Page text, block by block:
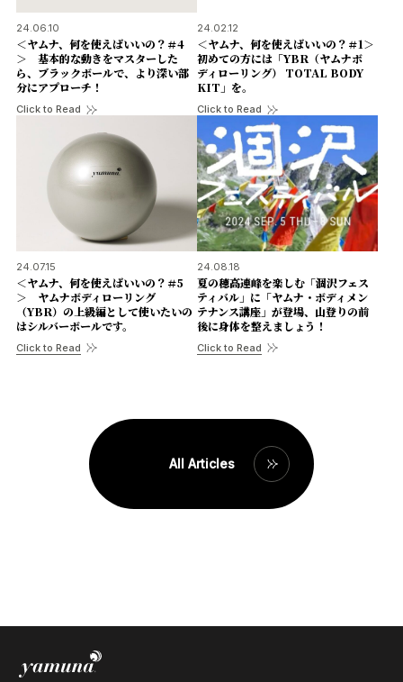
24.06.10
＜ヤムナ、何を使えばいいの？＃4
＞ 基本的な動きをマスターした
ら、ブラックボールで、より深い部
分にアプローチ！
Click to Read
24.02.12
＜ヤムナ、何を使えばいいの？＃1＞
初めての方には「YBR（ヤムナボ
ディローリング） TOTAL BODY
KIT」を。
Click to Read
24.07.15
＜ヤムナ、何を使えばいいの？＃5
＞ ヤムナボディローリング
（YBR）の上級編として使いたいの
はシルバーボールです。
Click to Read
24.08.18
夏の穂高連峰を楽しむ「涸沢フェス
ティバル」に「ヤムナ・ボディメン
テナンス講座」が登場、山登りの前
後に身体を整えましょう！
Click to Read
All Articles